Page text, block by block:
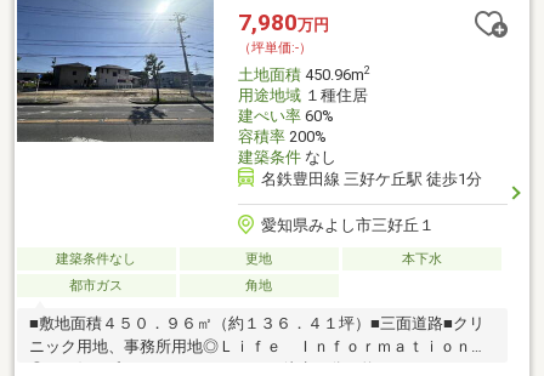
の水平距離をとらなければなりません。
7,980万円
（坪単価:-）
土地面積450.96m2
用途地域１種住居
建ぺい率60%
容積率200%
建築条件なし
名鉄豊田線 三好ケ丘駅 徒歩1分
愛知県みよし市三好丘１
建築条件なし 更地
本下水
都市ガス
角地
■敷地面積４５０．９６㎡（約１３６．４１坪）■三面道路■クリ
ニック用地、事務所用地◎Ｌｉｆｅ Ｉｎｆｏｒｍａｔｉｏｎ